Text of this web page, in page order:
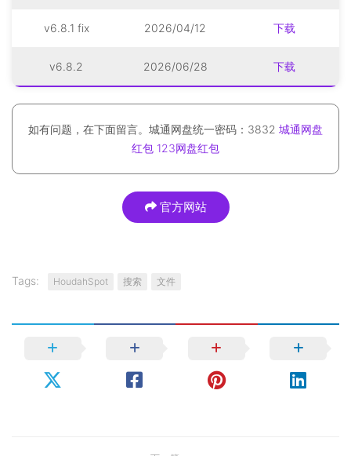
v6.8.1 fix 2026/04/12 下载
v6.8.2 2026/06/28 下载
如有问题，在下面留言。城通网盘统一密码：3832 城通网盘
红包 123网盘红包
官方网站
Tags: HoudahSpot 搜索 文件